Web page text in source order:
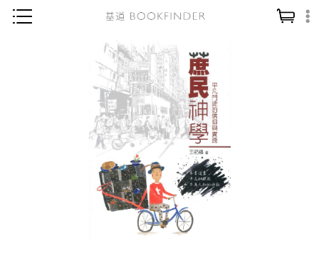
神學／教義
讀經／研經
信仰入門
靈修／禱告
信徒生活